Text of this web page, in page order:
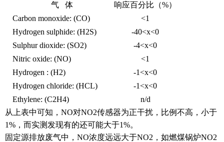
气
体 响应百分比（%）
Carbon monoxide: (CO)
<1
Hydrogen sulphide: (H2S)
-40<x<0
Sulphur dioxide: (SO2)
-4<x<0
Nitric oxide: (NO)
<1
Hydrogen : (H2)
-1<x<0
Hydrogen chloride: (HCL)
-1<x<0
Ethylene: (C2H4)
n/d
从上表中可知，NO对NO2传感器为正干扰，比例不高，小于
1%，而实测发现有的还可能大于1%。
固定源排放废气中，NO浓度远远大于NO2，如燃煤锅炉NO2